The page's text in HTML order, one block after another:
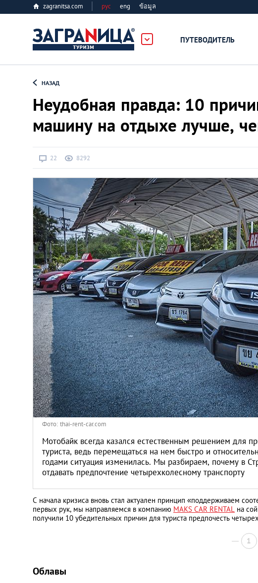
zagranitsa.com рус eng ข้อมูล
ПУТЕВОДИТЕЛЬ
Алматы
Афины
Киев
Лондон
Лос-Анджелес
Москва
Париж
Паттайя
Пхукет
Санкт-Петербург
НАЗАД
Неудобная правда: 10
машину на отдыхе лучше,
22 8292
Фото: thai-rent-car.com
Мотобайк всегда казался естественным решением для
туриста, ведь перемещаться на нем быстро и
годами ситуация изменилась. Мы разбираем, почему в
отдавать предпочтение четырехколесному транспорту
С начала кризиса вновь стал актуален принцип «поддерживаем
первых рук, мы направляемся в компанию MAKS CAR RENTAL на
получили 10 убедительных причин для туриста предпочесть
1
Облавы